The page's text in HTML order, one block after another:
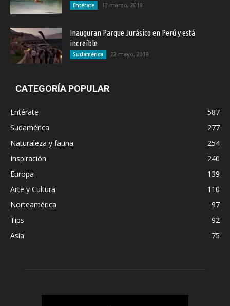
Entérate 13 marzo, 2018
Inauguran Parque Jurásico en Perú y está
increíble
Sudamérica 22 mayo, 2019
CATEGORÍA POPULAR
Entérate
587
Sudamérica
277
Naturaleza y fauna
254
Inspiración
240
Europa
139
Arte y Cultura
110
Norteamérica
97
Tips
92
Asia
75